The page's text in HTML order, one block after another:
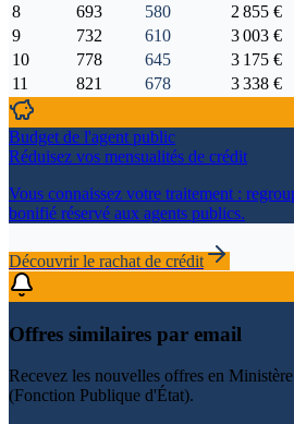
8
693 580 2 855 €
9
732 610 3 003 €
10
778 645 3 175 €
11
821 678 3 338 €
Budget de l'agent public
Réduisez vos mensualités de crédit
Vous connaissez votre traitement :
bonifié réservé aux agents publics.
Découvrir le rachat de crédit
Offres similaires par email
Recevez les nouvelles offres en
(Fonction Publique d'État).